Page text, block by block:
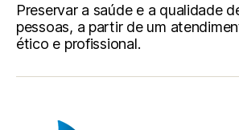
Preservar a saúde e a qualidade
pessoas, a partir de um
ético e profissional.